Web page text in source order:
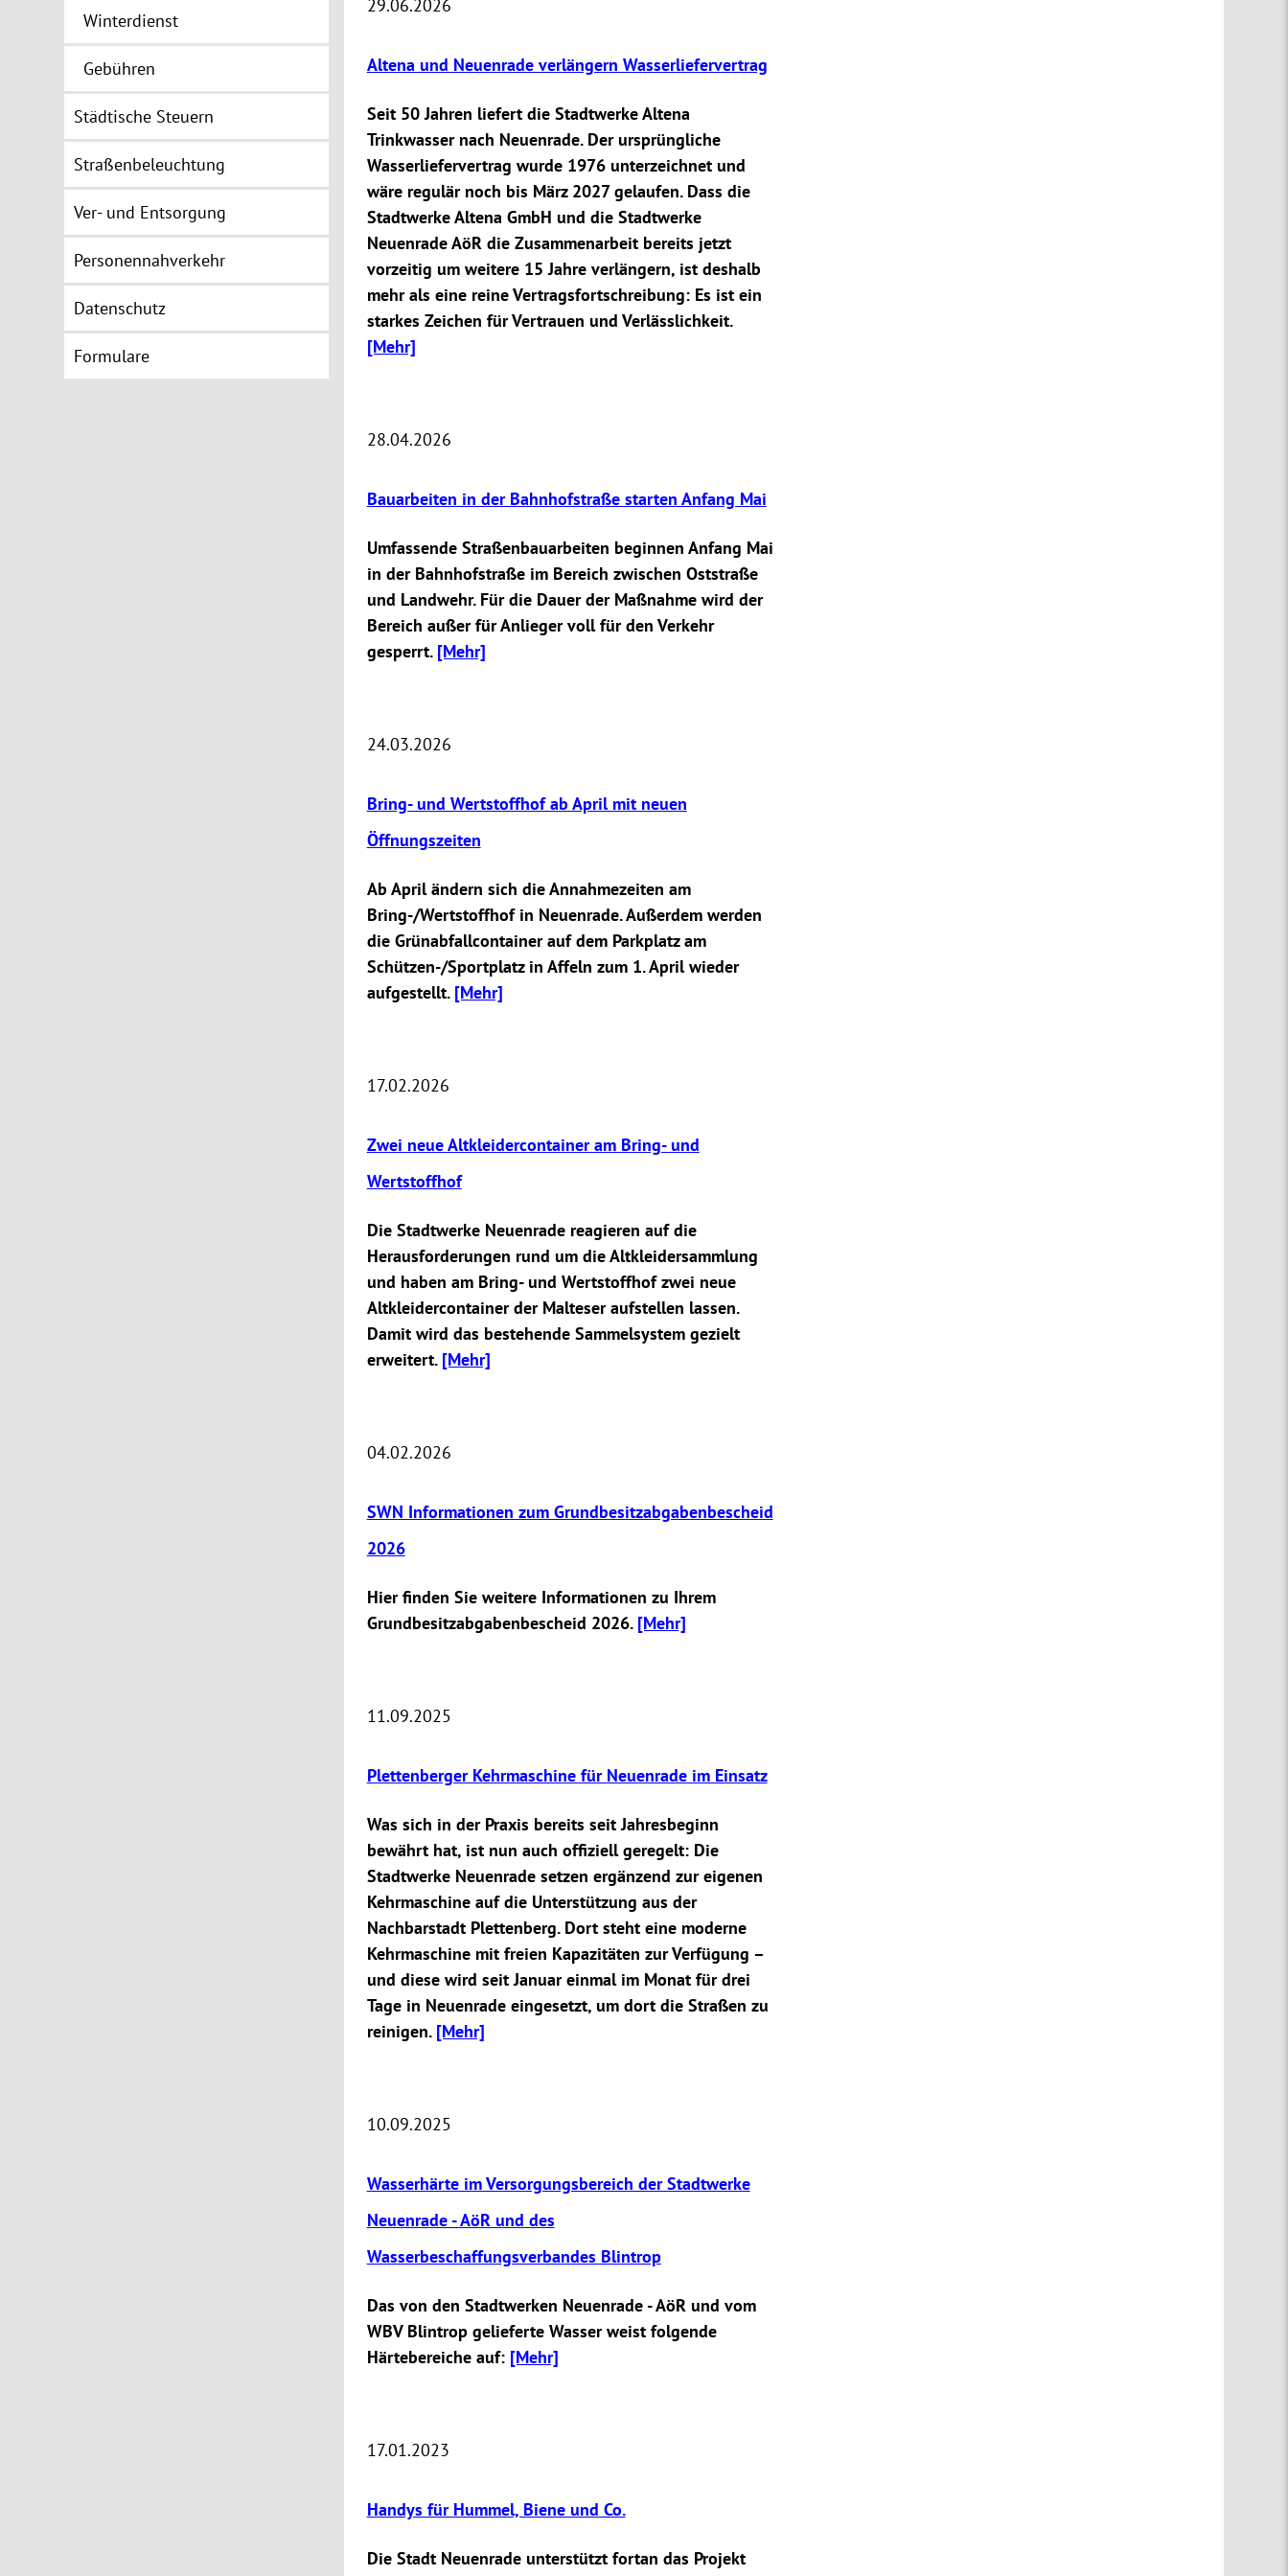
Winterdienst
Gebühren
Städtische Steuern
Straßenbeleuchtung
Ver- und Entsorgung
Personennahverkehr
Datenschutz
Formulare
29.06.2026
Altena und Neuenrade verlängern Wasserliefervertrag
Seit 50 Jahren liefert die Stadtwerke Altena
Trinkwasser nach Neuenrade. Der ursprüngliche
Wasserliefervertrag wurde 1976 unterzeichnet und
wäre regulär noch bis März 2027 gelaufen. Dass die
Stadtwerke Altena GmbH und die Stadtwerke
Neuenrade AöR die Zusammenarbeit bereits jetzt
vorzeitig um weitere 15 Jahre verlängern, ist deshalb
mehr als eine reine Vertragsfortschreibung: Es ist ein
starkes Zeichen für Vertrauen und Verlässlichkeit.
[Mehr]
28.04.2026
Bauarbeiten in der Bahnhofstraße starten Anfang Mai
Umfassende Straßenbauarbeiten beginnen Anfang Mai
in der Bahnhofstraße im Bereich zwischen Oststraße
und Landwehr. Für die Dauer der Maßnahme wird der
Bereich außer für Anlieger voll für den Verkehr
gesperrt. [Mehr]
24.03.2026
Bring- und Wertstoffhof ab April mit neuen
Öffnungszeiten
Ab April ändern sich die Annahmezeiten am
Bring-/Wertstoffhof in Neuenrade. Außerdem werden
die Grünabfallcontainer auf dem Parkplatz am
Schützen-/Sportplatz in Affeln zum 1. April wieder
aufgestellt. [Mehr]
17.02.2026
Zwei neue Altkleidercontainer am Bring- und
Wertstoffhof
Die Stadtwerke Neuenrade reagieren auf die
Herausforderungen rund um die Altkleidersammlung
und haben am Bring- und Wertstoffhof zwei neue
Altkleidercontainer der Malteser aufstellen lassen.
Damit wird das bestehende Sammelsystem gezielt
erweitert. [Mehr]
04.02.2026
SWN Informationen zum Grundbesitzabgabenbescheid
2026
Hier finden Sie weitere Informationen zu Ihrem
Grundbesitzabgabenbescheid 2026. [Mehr]
11.09.2025
Plettenberger Kehrmaschine für Neuenrade im Einsatz
Was sich in der Praxis bereits seit Jahresbeginn
bewährt hat, ist nun auch offiziell geregelt: Die
Stadtwerke Neuenrade setzen ergänzend zur eigenen
Kehrmaschine auf die Unterstützung aus der
Nachbarstadt Plettenberg. Dort steht eine moderne
Kehrmaschine mit freien Kapazitäten zur Verfügung –
und diese wird seit Januar einmal im Monat für drei
Tage in Neuenrade eingesetzt, um dort die Straßen zu
reinigen. [Mehr]
10.09.2025
Wasserhärte im Versorgungsbereich der Stadtwerke
Neuenrade - AöR und des
Wasserbeschaffungsverbandes Blintrop
Das von den Stadtwerken Neuenrade - AöR und vom
WBV Blintrop gelieferte Wasser weist folgende
Härtebereiche auf: [Mehr]
17.01.2023
Handys für Hummel, Biene und Co.
Die Stadt Neuenrade unterstützt fortan das Projekt